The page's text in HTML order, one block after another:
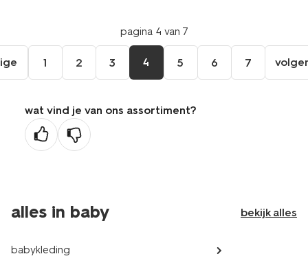
pagina 4 van 7
1 2 3 4 5 6 7
wat vind je van ons assortiment?
alles in baby bekijk alles
babykleding